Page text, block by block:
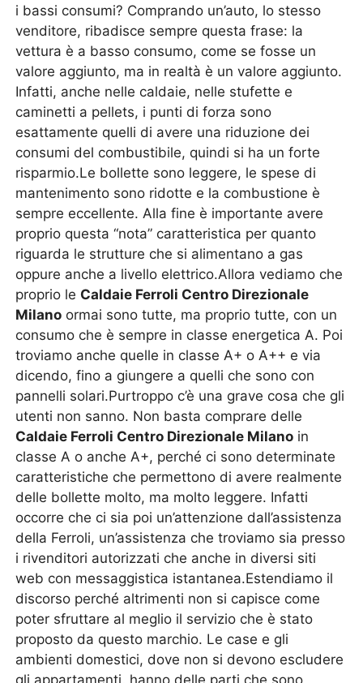
i bassi consumi? Comprando un’auto, lo stesso
venditore, ribadisce sempre questa frase: la
vettura è a basso consumo, come se fosse un
valore aggiunto, ma in realtà è un valore aggiunto.
Infatti, anche nelle caldaie, nelle stufette e
caminetti a pellets, i punti di forza sono
esattamente quelli di avere una riduzione dei
consumi del combustibile, quindi si ha un forte
risparmio.Le bollette sono leggere, le spese di
mantenimento sono ridotte e la combustione è
sempre eccellente. Alla fine è importante avere
proprio questa “nota” caratteristica per quanto
riguarda le strutture che si alimentano a gas
oppure anche a livello elettrico.Allora vediamo che
proprio le Caldaie Ferroli Centro Direzionale
Milano ormai sono tutte, ma proprio tutte, con un
consumo che è sempre in classe energetica A. Poi
troviamo anche quelle in classe A+ o A++ e via
dicendo, fino a giungere a quelli che sono con
pannelli solari.Purtroppo c’è una grave cosa che gli
utenti non sanno. Non basta comprare delle
Caldaie Ferroli Centro Direzionale Milano in
classe A o anche A+, perché ci sono determinate
caratteristiche che permettono di avere realmente
delle bollette molto, ma molto leggere. Infatti
occorre che ci sia poi un’attenzione dall’assistenza
della Ferroli, un’assistenza che troviamo sia presso
i rivenditori autorizzati che anche in diversi siti
web con messaggistica istantanea.Estendiamo il
discorso perché altrimenti non si capisce come
poter sfruttare al meglio il servizio che è stato
proposto da questo marchio. Le case e gli
ambienti domestici, dove non si devono escludere
gli appartamenti, hanno delle parti che sono